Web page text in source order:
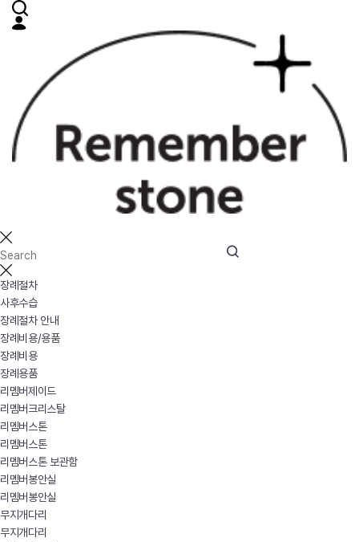
장례절차
사후수습
장례절차 안내
장례비용/용품
장례비용
장례용품
리멤버제이드
리멤버크리스탈
리멤버스톤
리멤버스톤
리멤버스톤 보관함
리멤버봉안실
리멤버봉안실
무지개다리
무지개다리